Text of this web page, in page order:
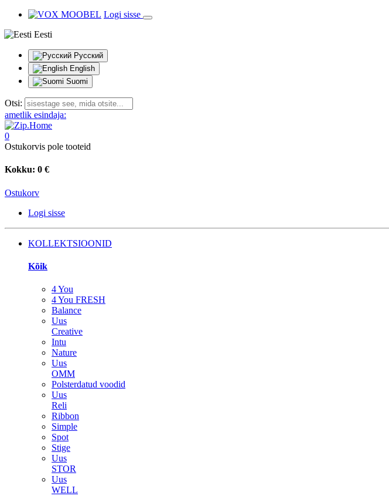
Logi sisse
Eesti
Русский
English
Suomi
Otsi:
ametlik esindaja:
0
Ostukorvis pole tooteid
Kokku: 0 €
Ostukorv
Logi sisse
KOLLEKTSIOONID
Kõik
4 You
4 You FRESH
Balance
Uus
Creative
Intu
Nature
Uus
OMM
Polsterdatud voodid
Uus
Reli
Ribbon
Simple
Spot
Stige
Uus
STOR
Uus
WELL